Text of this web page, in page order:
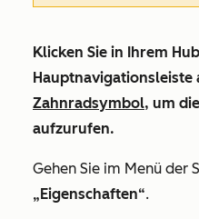
Klicken Sie in Ihrem
Hauptnavigationsleiste
Zahnradsymbol, um
aufzurufen.
Gehen Sie im Menü der
„Eigenschaften“.